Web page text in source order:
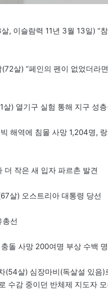
, 이슬람력 11년 3월 13일)
살) “페인의 펜이 없었더라
) 열기구 실험 통해 지구 성
해역에 침몰 사망 1,204명,
더 작은 새 입자 파르촌 발견
살) 오스트리아 대통령 당선
선
돌 사망 200여명 부상 수백 명
(54살) 심장마비(독살설 있음)
수감 중이던 반체제 지도자